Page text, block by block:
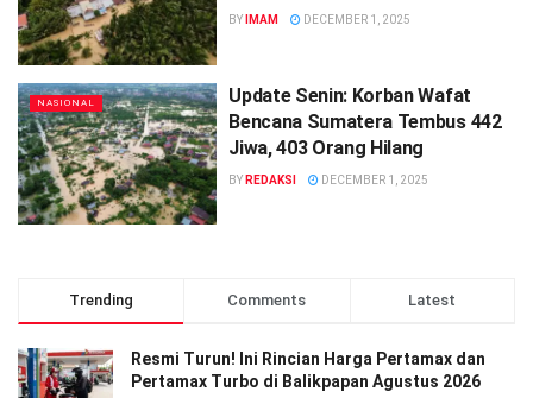
BY IMAM DECEMBER 1, 2025
NASIONAL
Update Senin: Korban Wafat
Bencana Sumatera Tembus 442
Jiwa, 403 Orang Hilang
BY REDAKSI DECEMBER 1, 2025
Trending Comments Latest
Resmi Turun! Ini Rincian Harga Pertamax dan
Pertamax Turbo di Balikpapan Agustus 2026